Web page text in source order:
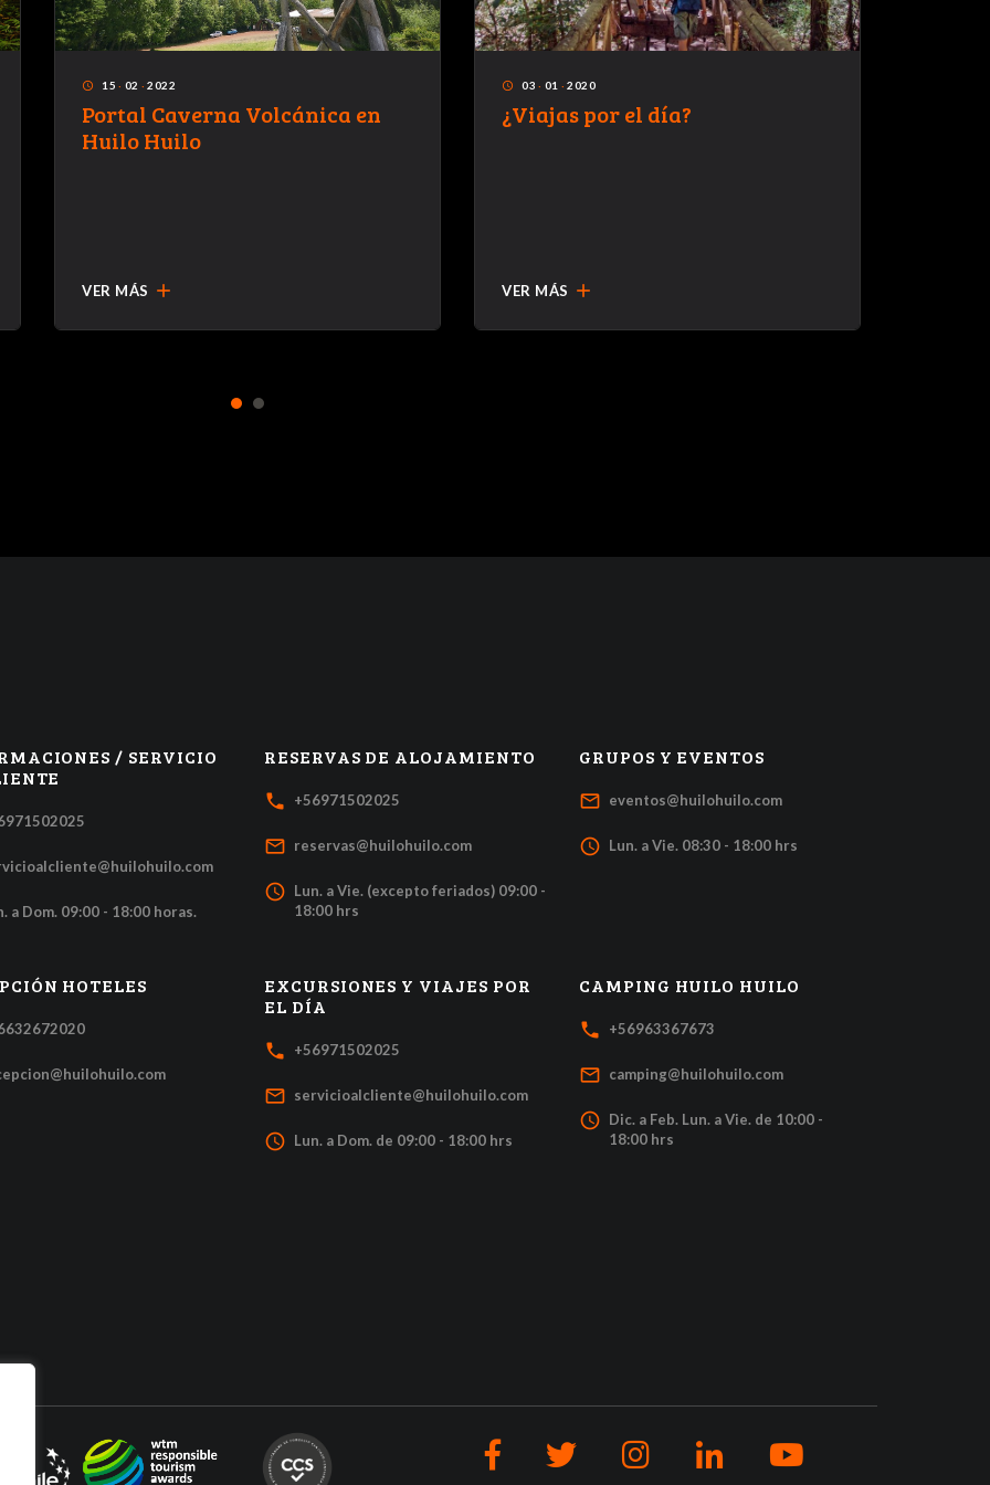
access_time 15 · 02 · 2022
Portal Caverna Volcánica en
Huilo Huilo
VER MÁS add
access_time 03 · 01 · 2020
¿Viajas por el día?
VER MÁS add
1 2
/ SERVICIO
a Dom. 09:00 - 18:00 horas.
RESERVAS DE ALOJAMIENTO
local_phone +56971502025
mail_outline reservas@huilohuilo.com
access_time Lun. a Vie. (excepto feriados) 09:00 -
18:00 hrs
GRUPOS Y EVENTOS
mail_outline eventos@huilohuilo.com
access_time Lun. a Vie. 08:30 - 18:00 hrs
HOTELES
EXCURSIONES Y VIAJES POR
EL DÍA
local_phone +56971502025
mail_outline servicioalcliente@huilohuilo.com
access_time Lun. a Dom. de 09:00 - 18:00 hrs
CAMPING HUILO HUILO
local_phone +56963367673
mail_outline camping@huilohuilo.com
access_time Dic. a Feb. Lun. a Vie. de 10:00 -
18:00 hrs